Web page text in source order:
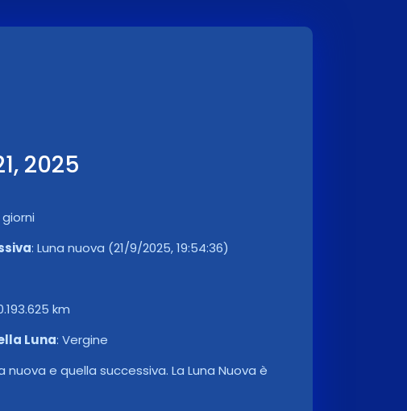
2025
giorni
: Luna nuova (21/9/2025, 19:54:36)
km
Luna: Vergine
e quella successiva. La Luna Nuova è